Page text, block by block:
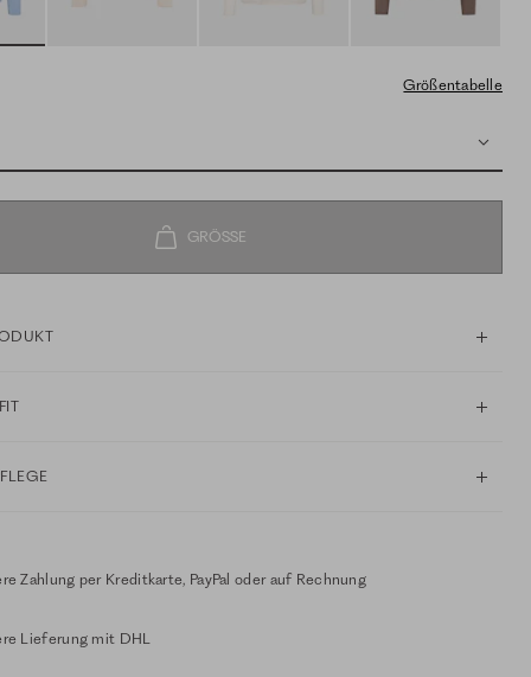
Größentabelle
Zahlung per Kreditkarte, PayPal oder auf Rechnung
Lieferung mit DHL